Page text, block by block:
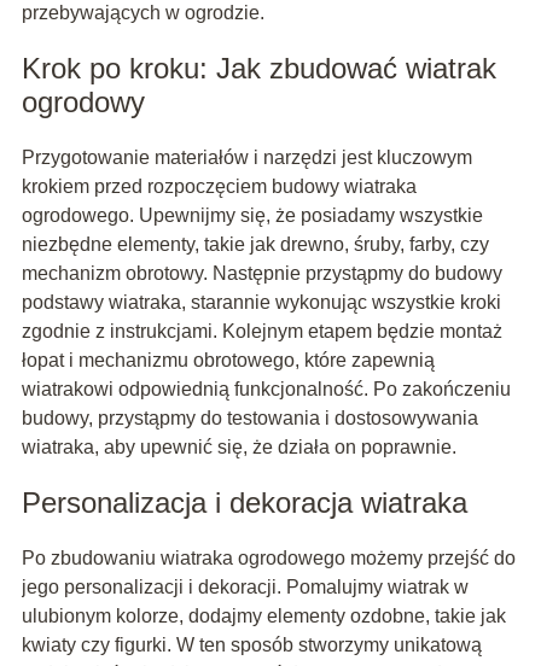
przebywających w ogrodzie.
Krok po kroku: Jak zbudować wiatrak
ogrodowy
Przygotowanie materiałów i narzędzi jest kluczowym
krokiem przed rozpoczęciem budowy wiatraka
ogrodowego. Upewnijmy się, że posiadamy wszystkie
niezbędne elementy, takie jak drewno, śruby, farby, czy
mechanizm obrotowy. Następnie przystąpmy do budowy
podstawy wiatraka, starannie wykonując wszystkie kroki
zgodnie z instrukcjami. Kolejnym etapem będzie montaż
łopat i mechanizmu obrotowego, które zapewnią
wiatrakowi odpowiednią funkcjonalność. Po zakończeniu
budowy, przystąpmy do testowania i dostosowywania
wiatraka, aby upewnić się, że działa on poprawnie.
Personalizacja i dekoracja wiatraka
Po zbudowaniu wiatraka ogrodowego możemy przejść do
jego personalizacji i dekoracji. Pomalujmy wiatrak w
ulubionym kolorze, dodajmy elementy ozdobne, takie jak
kwiaty czy figurki. W ten sposób stworzymy unikatową